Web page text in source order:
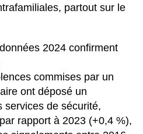
partout sur le
2024 confirment
commises par un
ont déposé un
services de sécurité,
rapport à 2023 (+0,4 %),